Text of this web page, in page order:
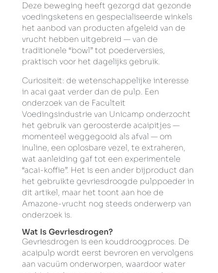
Deze beweging heeft gezorgd dat gezonde
voedingsketens en gespecialiseerde winkels
het aanbod van producten afgeleid van de
vrucht hebben uitgebreid — van de
traditionele “bowl” tot poederversies,
praktisch voor het dagelijks gebruik.
Curiositeit: de wetenschappelijke interesse
in acai gaat verder dan de pulp. Een
onderzoek van de Faculteit
Voedingsindustrie van Unicamp onderzocht
het gebruik van geroosterde acaipitjes —
momenteel weggegooid als afval — om
inuline, een oplosbare vezel, te extraheren,
wat aanleiding gaf tot een experimentele
“acai-koffie”. Het is een ander bijproduct dan
het gebruikte gevriesdroogde pulppoeder in
dit artikel, maar het toont aan hoe de
Amazone-vrucht nog steeds onderwerp van
onderzoek is.
Wat Is Gevriesdrogen?
Gevriesdrogen is een kouddroogproces. De
acaipulp wordt eerst bevroren en vervolgens
aan vacuüm onderworpen, waardoor water